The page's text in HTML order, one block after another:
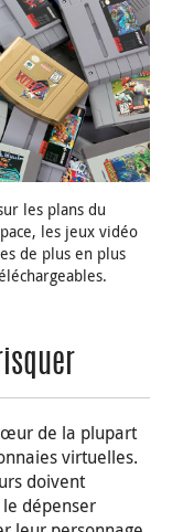
les plans du
les jeux vidéo
de plus en plus
de la plupart
virtuelles.
doivent
dépenser